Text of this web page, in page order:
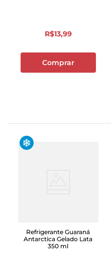
R$13,99
Comprar
Refrigerante Guaraná
Antarctica Gelado Lata
350 ml